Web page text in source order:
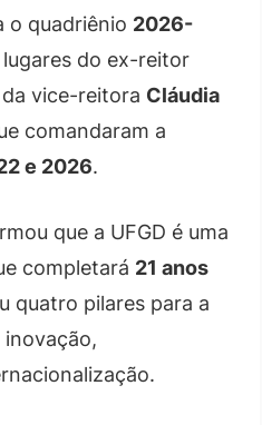
o quadriênio 2026-
do ex-reitor
da vice-reitora Cláudia
comandaram a
e 2026.
que a UFGD é uma
completará 21 anos
quatro pilares para a